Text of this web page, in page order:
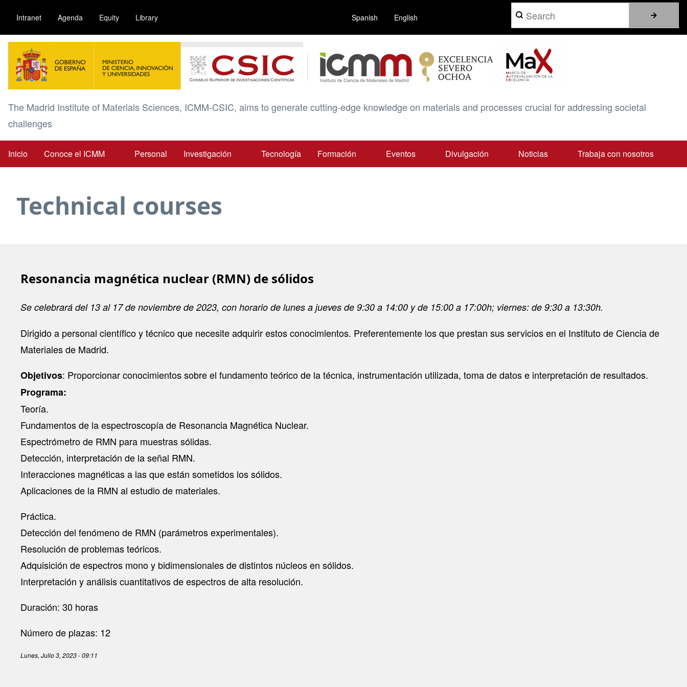
contenido
principal
Intranet Agenda Equity Library Spanish English Search
Image
The Madrid Institute of Materials Sciences, ICMM-CSIC, aims to generate cutting-edge knowledge on materials and processes crucial for addressing societal
challenges
Main
Inicio Conoce el ICMM Personal Investigación Tecnología Formación Eventos Divulgación Noticias Trabaja con nosotros
Technical courses
Resonancia magnética nuclear (RMN) de sólidos
Se celebrará del 13 al 17 de noviembre de 2023, con horario de lunes a jueves de 9:30 a 14:00 y de 15:00 a 17:00h; viernes: de 9:30 a 13:30h.
Dirigido a personal científico y técnico que necesite adquirir estos conocimientos. Preferentemente los que prestan sus servicios en el Instituto de Ciencia de
Materiales de Madrid.
Objetivos: Proporcionar conocimientos sobre el fundamento teórico de la técnica, instrumentación utilizada, toma de datos e interpretación de resultados.
Programa:
Teoría.
Fundamentos de la espectroscopía de Resonancia Magnética Nuclear.
Espectrómetro de RMN para muestras sólidas.
Detección, interpretación de la señal RMN.
Interacciones magnéticas a las que están sometidos los sólidos.
Aplicaciones de la RMN al estudio de materiales.
Práctica.
Detección del fenómeno de RMN (parámetros experimentales).
Resolución de problemas teóricos.
Adquisición de espectros mono y bidimensionales de distintos núcleos en sólidos.
Interpretación y análisis cuantitativos de espectros de alta resolución.
Duración: 30 horas
Número de plazas: 12
Lunes, Julio 3, 2023 - 09:11